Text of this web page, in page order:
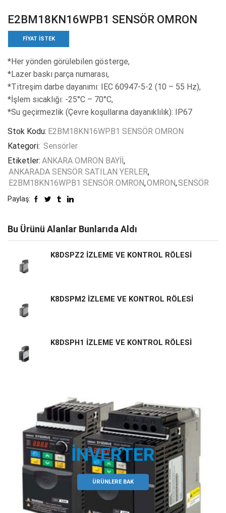
E2BM18KN16WPB1 SENSÖR OMRON
FIYAT ISTEK
*Her yönden görülebilen gösterge,
*Lazer baskı parça numarası,
*Titreşim darbe dayanımı: IEC 60947-5-2 (10 – 55 Hz),
*İşlem sıcaklığı: -25°C – 70°C,
*Su geçirmezlik (Çevre koşullarına dayanıklılık): IP67
Stok Kodu: E2BM18KN16WPB1 SENSÖR OMRON
Kategori: Sensörler
Etiketler: ANKARA OMRON BAYİİ,
ANKARADA SENSÖR SATILAN YERLER,
E2BM18KN16WPB1 SENSÖR OMRON,OMRON,SENSÖR
Paylaş:
Bu Ürünü Alanlar Bunlarıda Aldı
K8DSPZ2 İZLEME VE KONTROL RÖLESİ
K8DSPM2 İZLEME VE KONTROL RÖLESİ
K8DSPH1 İZLEME VE KONTROL RÖLESİ
İNVERTER
ÜRÜNLERE BAK